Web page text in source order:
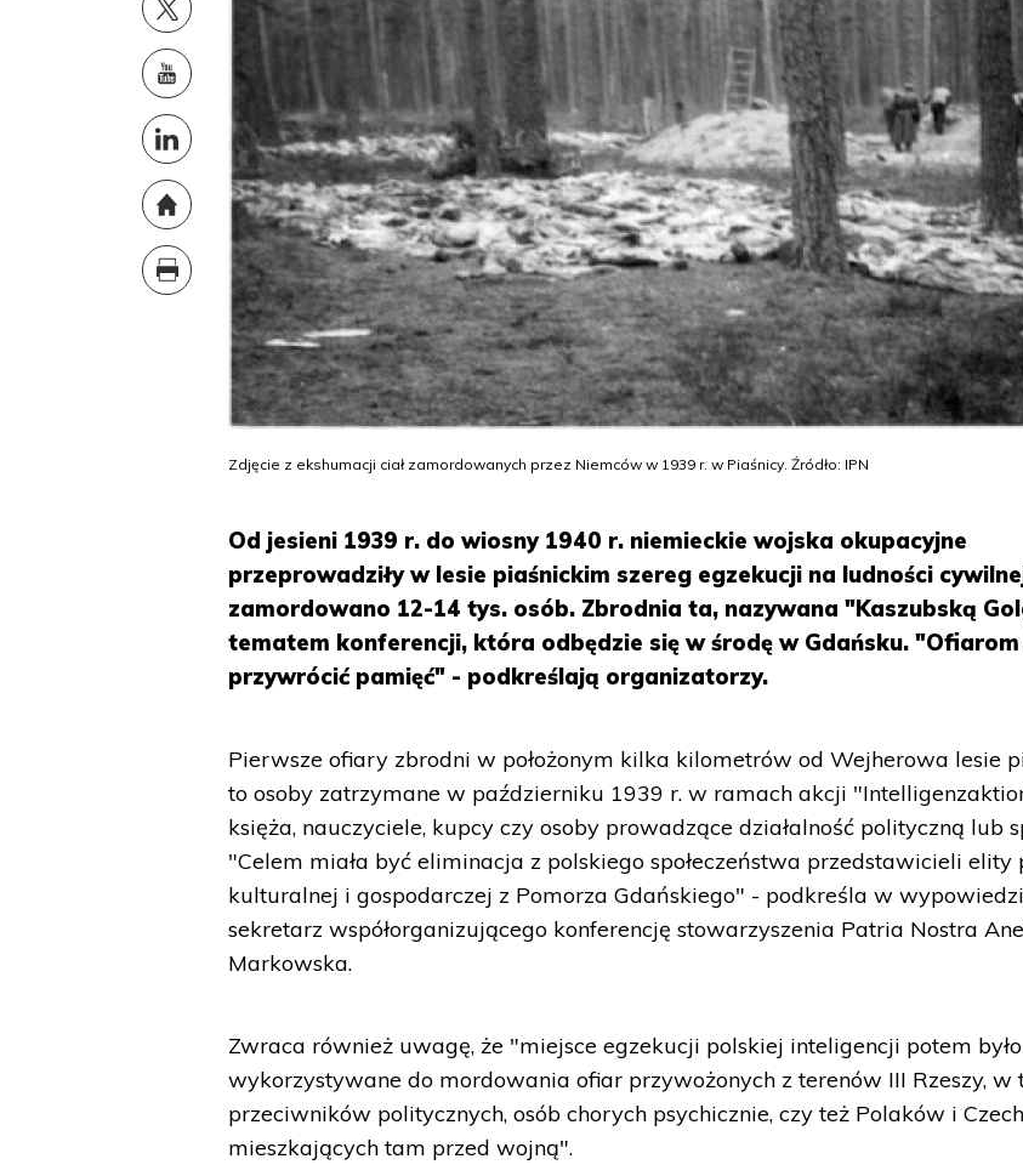
Zdjęcie z ekshumacji ciał zamordowanych przez Niemców w 1939 r. w Piaśnicy. Źródło: IPN
Od jesieni 1939 r. do wiosny 1940 r. niemieckie wojska okupacyjne
przeprowadziły w lesie piaśnickim szereg egzekucji na ludności
zamordowano 12-14 tys. osób. Zbrodnia ta, nazywana "Kaszubską
tematem konferencji, która odbędzie się w środę w Gdańsku.
przywrócić pamięć" - podkreślają organizatorzy.
Pierwsze ofiary zbrodni w położonym kilka kilometrów od Wejherowa lesie
to osoby zatrzymane w październiku 1939 r. w ramach akcji
księża, nauczyciele, kupcy czy osoby prowadzące działalność polityczną lub
"Celem miała być eliminacja z polskiego społeczeństwa przedstawicieli elity
kulturalnej i gospodarczej z Pomorza Gdańskiego" - podkreśla w
sekretarz współorganizującego konferencję stowarzyszenia Patria Nostra
Markowska.
Zwraca również uwagę, że "miejsce egzekucji polskiej inteligencji potem
wykorzystywane do mordowania ofiar przywożonych z terenów III Rzeszy, w
przeciwników politycznych, osób chorych psychicznie, czy też Polaków i
mieszkających tam przed wojną".